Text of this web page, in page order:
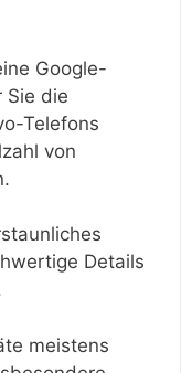
Google-
Sie die
Telefons
von
Details
meistens